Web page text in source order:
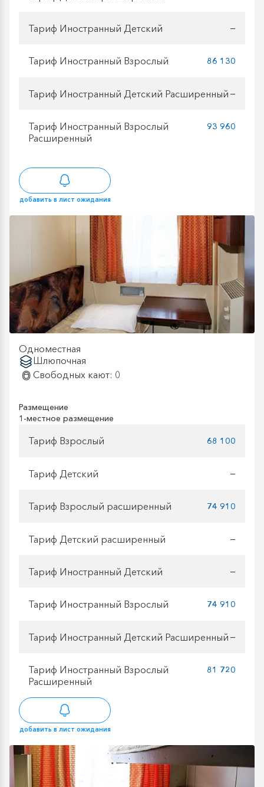
Тариф Иностранный Детский —
Тариф Иностранный Взрослый 86 130
Тариф Иностранный Детский Расширенный —
Тариф Иностранный Взрослый
Расширенный
93 960
добавить в лист ожидания
Одноместная
Шлюпочная
Свободных кают: 0
Размещение
1-местное размещение
Тариф Взрослый 68 100
Тариф Детский —
Тариф Взрослый расширенный 74 910
Тариф Детский расширенный —
Тариф Иностранный Детский —
Тариф Иностранный Взрослый 74 910
Тариф Иностранный Детский Расширенный —
Тариф Иностранный Взрослый
Расширенный
81 720
добавить в лист ожидания